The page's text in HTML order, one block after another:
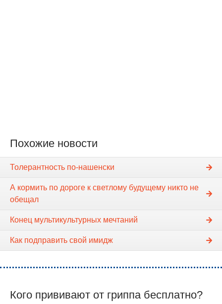
Похожие новости
Толерантность по-нашенски
А кормить по дороге к светлому будущему никто не
обещал
Конец мультикультурных мечтаний
Как подправить свой имидж
Кого прививают от гриппа бесплатно?